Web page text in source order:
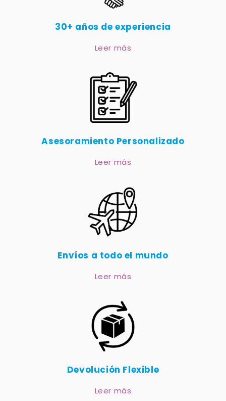
30+ años de experiencia
Leer más
Asesoramiento Personalizado
Leer más
Envíos a todo el mundo
Leer más
Devolución Flexible
Leer más